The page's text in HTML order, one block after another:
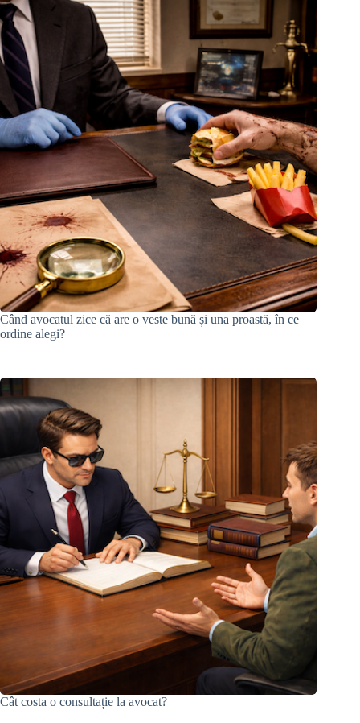
Când avocatul zice că are o veste bună și una proastă, în ce
ordine alegi?
Cât costa o consultație la avocat?